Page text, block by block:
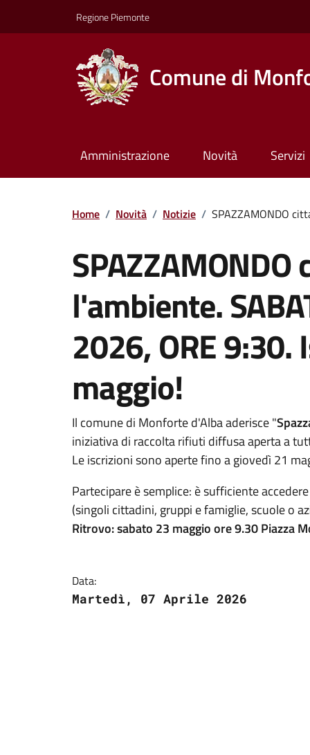
Regione Piemonte
Comune di
Amministrazione Novità Servizi
Home / Novità / Notizie / SPAZZAMONDO
l'ambiente.
2026, ORE
maggio!
Il comune di Monforte d'Alba aderisce "
iniziativa di raccolta rifiuti diffusa aperta a
Le iscrizioni sono aperte fino a giovedì 21
Partecipare è semplice: è sufficiente
(singoli cittadini, gruppi e famiglie, scuole o
Ritrovo: sabato 23 maggio ore 9.30 Piazza
Data:
Martedì, 07 Aprile 2026